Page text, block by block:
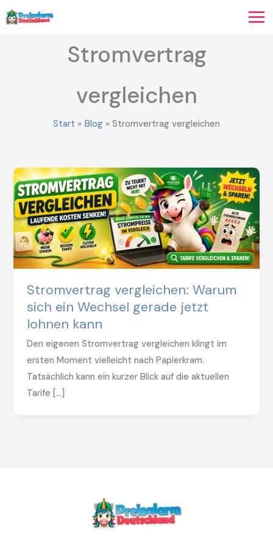
Zum
Inhalt
Stromvertrag
vergleichen
Start Blog Stromvertrag vergleichen
Stromvertrag vergleichen: Warum
sich ein Wechsel gerade jetzt
lohnen kann
Den eigenen Stromvertrag vergleichen klingt im
ersten Moment vielleicht nach Papierkram.
Tatsächlich kann ein kurzer Blick auf die aktuellen
Tarife […]